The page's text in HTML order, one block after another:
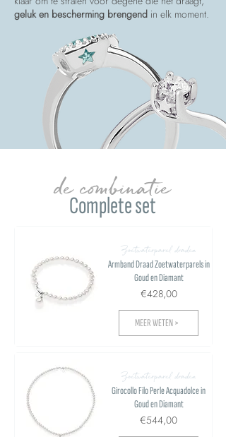
geluk en bescherming brengend in elk moment.
Complete set
de combinatie
Zoetwaterparel draden
Armband Draad Zoetwaterparels in
Goud en Diamant
€428,00
MEER WETEN >
Zoetwaterparel draden
Girocollo Filo Perle Acquadolce in
Goud en Diamant
€544,00